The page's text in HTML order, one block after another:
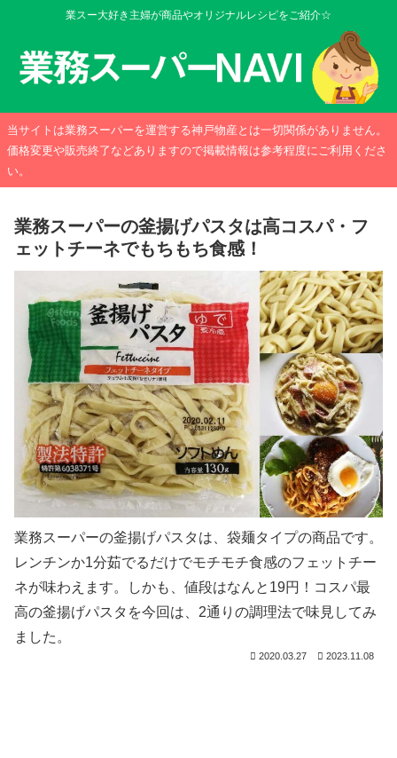
業スー大好き主婦が商品やオリジナルレシピをご紹介☆
当サイトは業務スーパーを運営する神戸物産とは一切関係がありません。
価格変更や販売終了などありますので掲載情報は参考程度にご利用くださ
い。
業務スーパーの釜揚げパスタは高コスパ・フ
ェットチーネでもちもち食感！
業務スーパーの釜揚げパスタは、袋麺タイプの商品です。
レンチンか1分茹でるだけでモチモチ食感のフェットチー
ネが味わえます。しかも、値段はなんと19円！コスパ最
高の釜揚げパスタを今回は、2通りの調理法で味見してみ
ました。
2020.03.27 2023.11.08